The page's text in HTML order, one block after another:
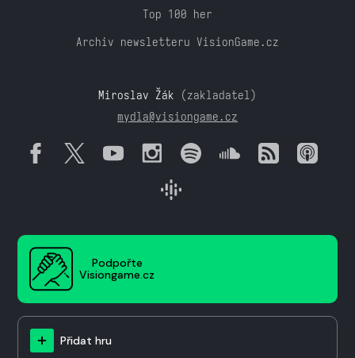
Top 100 her
Archiv newsletteru VisionGame.cz
Miroslav Žák (zakladatel)
mydla@visiongame.cz
Podpořte
Visiongame.cz
Přidat hru